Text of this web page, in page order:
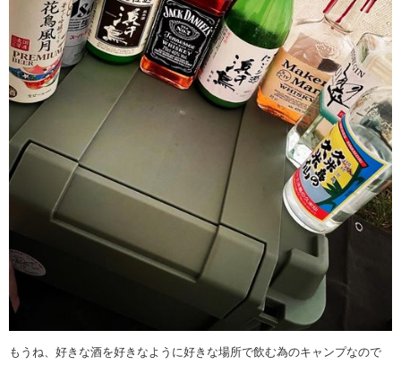
もうね、好きな酒を好きなように好きな場所で飲む為のキャンプなので